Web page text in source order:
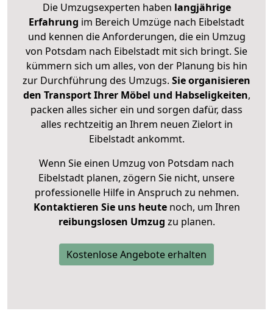
Die Umzugsexperten haben langjährige
Erfahrung im Bereich Umzüge nach Eibelstadt
und kennen die Anforderungen, die ein Umzug
von Potsdam nach Eibelstadt mit sich bringt. Sie
kümmern sich um alles, von der Planung bis hin
zur Durchführung des Umzugs. Sie organisieren
den Transport Ihrer Möbel und Habseligkeiten,
packen alles sicher ein und sorgen dafür, dass
alles rechtzeitig an Ihrem neuen Zielort in
Eibelstadt ankommt.
Wenn Sie einen Umzug von Potsdam nach
Eibelstadt planen, zögern Sie nicht, unsere
professionelle Hilfe in Anspruch zu nehmen.
Kontaktieren Sie uns heutenoch, um Ihren
reibungslosen Umzug zu planen.
Kostenlose Angebote erhalten